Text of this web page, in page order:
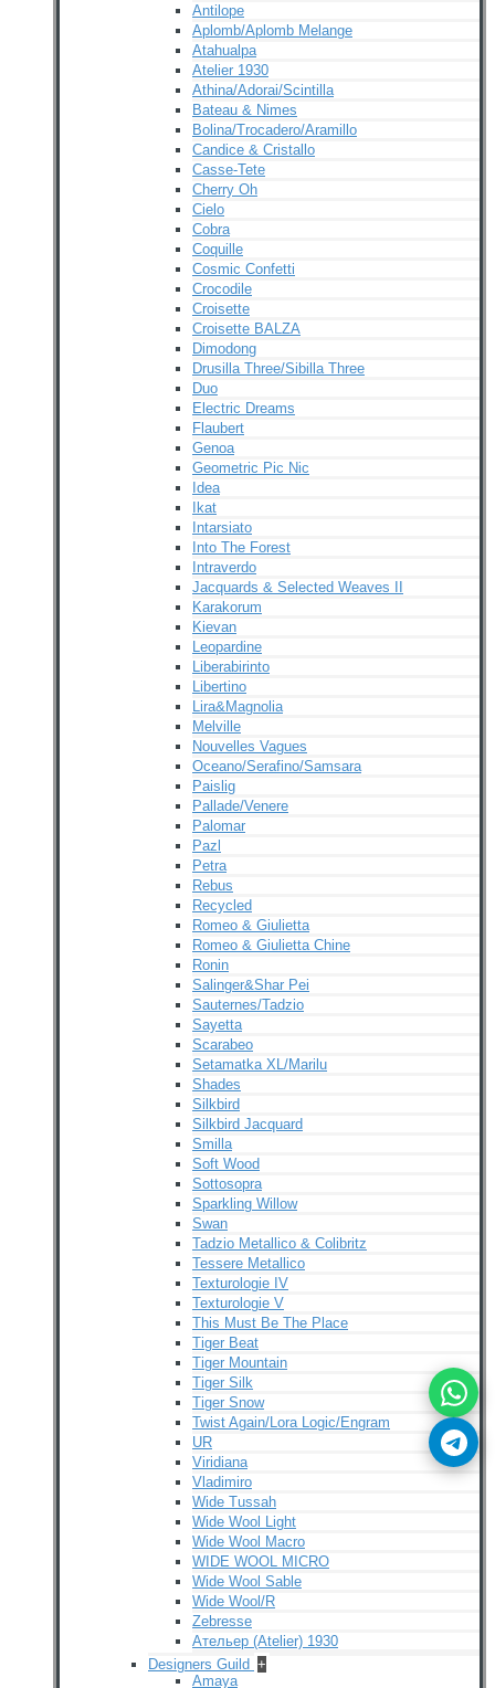
Antilope
Aplomb/Aplomb Melange
Atahualpa
Atelier 1930
Athina/Adorai/Scintilla
Bateau & Nimes
Bolina/Trocadero/Aramillo
Candice & Cristallo
Casse-Tete
Cherry Oh
Cielo
Cobra
Coquille
Cosmic Confetti
Crocodile
Croisette
Croisette BALZA
Dimodong
Drusilla Three/Sibilla Three
Duo
Electric Dreams
Flaubert
Genoa
Geometric Pic Nic
Idea
Ikat
Intarsiato
Into The Forest
Intraverdo
Jacquards & Selected Weaves II
Karakorum
Kievan
Leopardine
Liberabirinto
Libertino
Lira&Magnolia
Melville
Nouvelles Vagues
Oceano/Serafino/Samsara
Paislig
Pallade/Venere
Palomar
Pazl
Petra
Rebus
Recycled
Romeo & Giulietta
Romeo & Giulietta Chine
Ronin
Salinger&Shar Pei
Sauternes/Tadzio
Sayetta
Scarabeo
Setamatka XL/Marilu
Shades
Silkbird
Silkbird Jacquard
Smilla
Soft Wood
Sottosopra
Sparkling Willow
Swan
Tadzio Metallico & Colibritz
Tessere Metallico
Texturologie IV
Texturologie V
This Must Be The Place
Tiger Beat
Tiger Mountain
Tiger Silk
Tiger Snow
Twist Again/Lora Logic/Engram
UR
Viridiana
Vladimiro
Wide Tussah
Wide Wool Light
Wide Wool Macro
WIDE WOOL MICRO
Wide Wool Sable
Wide Wool/R
Zebresse
Ательер (Atelier) 1930
Designers Guild +
Amaya